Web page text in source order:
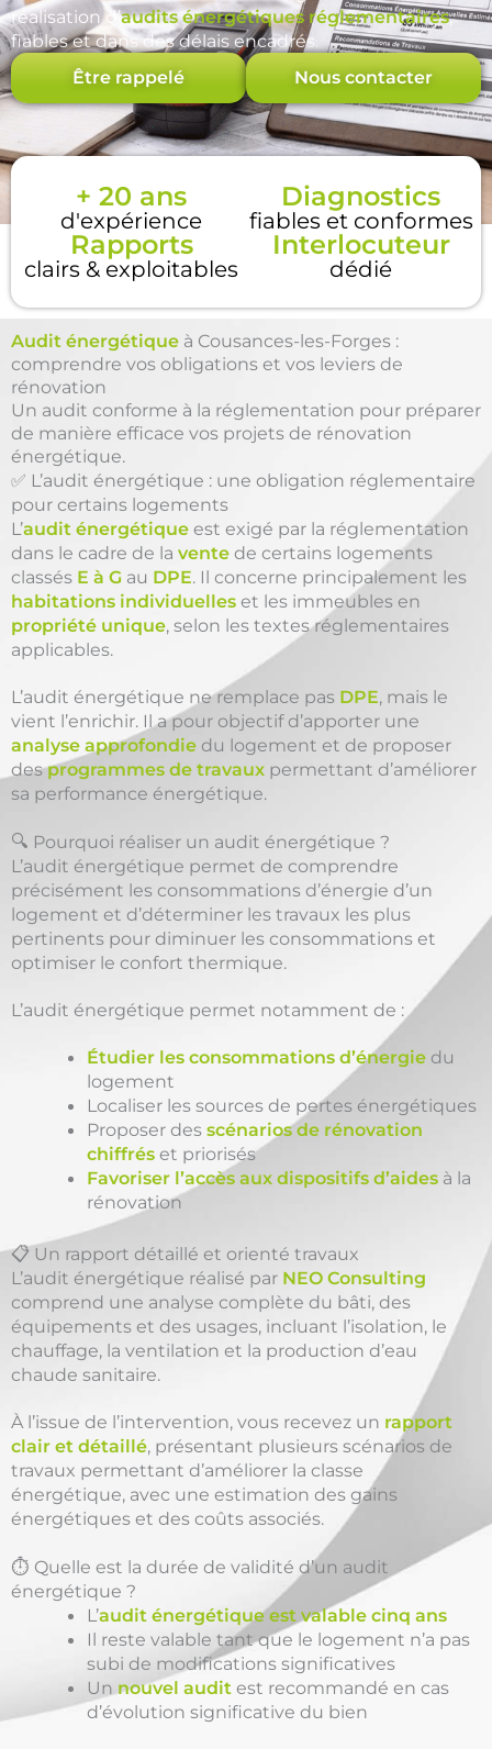
réalisation d’audits énergétiques réglementaires,
fiables et dans des délais encadrés.
Être rappelé Nous contacter
+ 20 ans
d'expérience
Diagnostics
fiables et conformes
Rapports
clairs & exploitables
Interlocuteur
dédié
Audit énergétique à Cousances-les-Forges :
comprendre vos obligations et vos leviers de
rénovation
Un audit conforme à la réglementation pour préparer
de manière efficace vos projets de rénovation
énergétique.
✅ L’audit énergétique : une obligation réglementaire
pour certains logements
L’audit énergétique est exigé par la réglementation
dans le cadre de la vente de certains logements
classés E à G au DPE. Il concerne principalement les
habitations individuelles et les immeubles en
propriété unique, selon les textes réglementaires
applicables.
L’audit énergétique ne remplace pas DPE, mais le
vient l’enrichir. Il a pour objectif d’apporter une
analyse approfondie du logement et de proposer
desprogrammes de travaux permettant d’améliorer
sa performance énergétique.
🔍 Pourquoi réaliser un audit énergétique ?
L’audit énergétique permet de comprendre
précisément les consommations d’énergie d’un
logement et d’déterminer les travaux les plus
pertinents pour diminuer les consommations et
optimiser le confort thermique.
L’audit énergétique permet notamment de :
Étudier les consommations d’énergie du
logement
Localiser les sources de pertes énergétiques
Proposer desscénarios de rénovation
chiffrés et priorisés
Favoriser l’accès aux dispositifs d’aides à la
rénovation
📋 Un rapport détaillé et orienté travaux
L’audit énergétique réalisé par NEO Consulting
comprend une analyse complète du bâti, des
équipements et des usages, incluant l’isolation, le
chauffage, la ventilation et la production d’eau
chaude sanitaire.
À l’issue de l’intervention, vous recevez un rapport
clair et détaillé, présentant plusieurs scénarios de
travaux permettant d’améliorer la classe
énergétique, avec une estimation des gains
énergétiques et des coûts associés.
⏱️ Quelle est la durée de validité d’un audit
énergétique ?
L’audit énergétique est valable cinq ans
Il reste valable tant que le logement n’a pas
subi de modifications significatives
Un nouvel audit est recommandé en cas
d’évolution significative du bien